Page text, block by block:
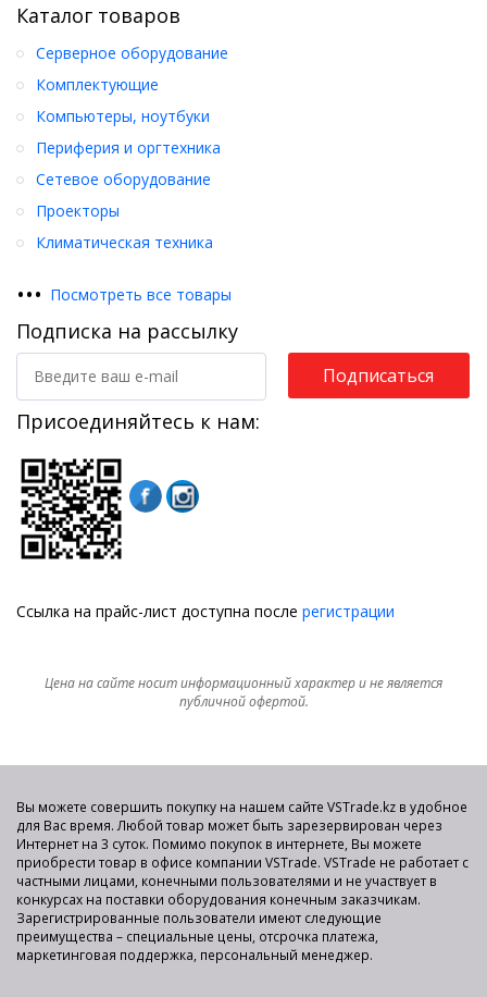
Каталог товаров
Серверное оборудование
Комплектующие
Компьютеры, ноутбуки
Периферия и оргтехника
Сетевое оборудование
Проекторы
Климатическая техника
••• Посмотреть все товары
Подписка на рассылку
Подписаться
Присоединяйтесь к нам:
Ссылка на прайс-лист доступна после регистрации
Цена на сайте носит информационный характер и не является
публичной офертой.
Вы можете совершить покупку на нашем сайте VSTrade.kz в удобное
для Вас время. Любой товар может быть зарезервирован через
Интернет на 3 суток. Помимо покупок в интернете, Вы можете
приобрести товар в офисе компании VSTrade. VSTrade не работает с
частными лицами, конечными пользователями и не участвует в
конкурсах на поставки оборудования конечным заказчикам.
Зарегистрированные пользователи имеют следующие
преимущества – специальные цены, отсрочка платежа,
маркетинговая поддержка, персональный менеджер.